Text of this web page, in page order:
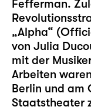
Fefferman.
„Alpha“
von Julia
mit der
Arbeiten
Berlin und am
Staatstheater